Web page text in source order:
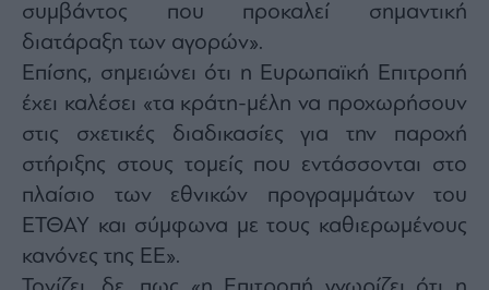
site
is
protected
by
reCAPTCHA
and
Google
Privacy
Policy
and
Terms
of
Service
apply.
συμβάντος που προκαλεί σημαντική
διατάραξη των αγορών».
Επίσης, σημειώνει ότι η Ευρωπαϊκή Επιτροπή
έχει καλέσει «τα κράτη-μέλη να προχωρήσουν
στις σχετικές διαδικασίες για την παροχή
στήριξης στους τομείς που εντάσσονται στο
πλαίσιο των εθνικών προγραμμάτων του
ΕΤΘΑΥ και σύμφωνα με τους καθιερωμένους
κανόνες της ΕΕ».